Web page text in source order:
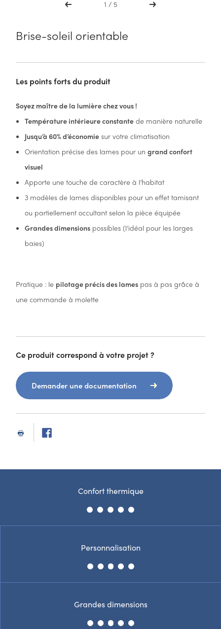
Brise-soleil orientable
Les points forts du produit
Soyez maître de la lumière chez vous !
Température intérieure constante de manière naturelle
Jusqu’à 60% d’économie sur votre climatisation
Orientation précise des lames pour ungrand confort
visuel
Apporte une touche de caractère à l’habitat
3 modèles de lames disponibles pour un effet tamisant
ou partiellement occultant selon la pièce équipée
Grandes dimensions possibles (l’idéal pour les larges
baies)
Pratique : le pilotage précis des lamespas à pas grâce à
une commande à molette
Ce produit correspond à votre projet ?
Demander une documentation
Confort thermique
Personnalisation
Grandes dimensions